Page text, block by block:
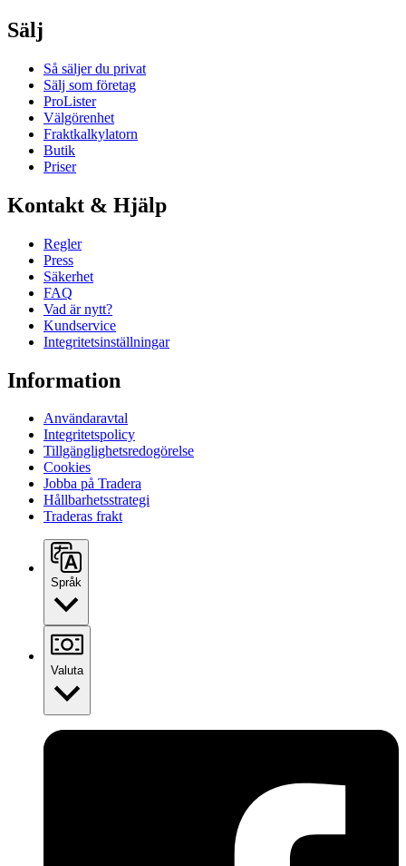
Sälj
Så säljer du privat
Sälj som företag
ProLister
Välgörenhet
Fraktkalkylatorn
Butik
Priser
Kontakt & Hjälp
Regler
Press
Säkerhet
FAQ
Vad är nytt?
Kundservice
Integritetsinställningar
Information
Användaravtal
Integritetspolicy
Tillgänglighetsredogörelse
Cookies
Jobba på Tradera
Hållbarhetsstrategi
Traderas frakt
Språk
Valuta